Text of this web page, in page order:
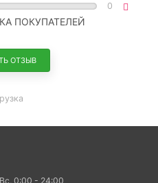
0
ПОКУПАТЕЛЕЙ
ОТЗЫВ
0:00 - 24:00